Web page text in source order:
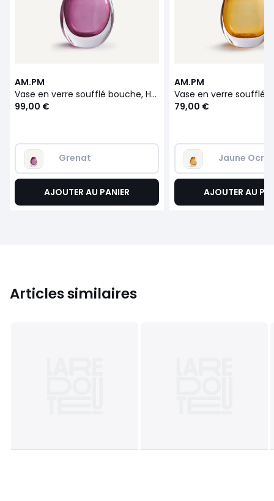
AM.PM
Vase en verre soufflé bouche, H20 cm, Myra
99,00 €
Grenat
AJOUTER AU PANIER
AM.PM
79,00 €
Jaune Ocre
AJOUTER AU
Articles similaires